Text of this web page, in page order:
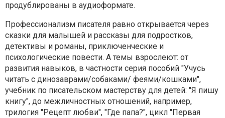
продублированы в аудиоформате.
Профессионализм писателя равно открывается через
сказки для малышей и рассказы для подростков,
детективы и романы, приключенческие и
психологические повести. А темы взрослеют: от
развития навыков, в частности серия пособий "Учусь
читать с динозаврами/собаками/ феями/кошками",
учебник по писательском мастерству для детей: "Я пишу
книгу", до межличностных отношений, например,
трилогия "Рецепт любви", "Где папа?", цикл "Первая